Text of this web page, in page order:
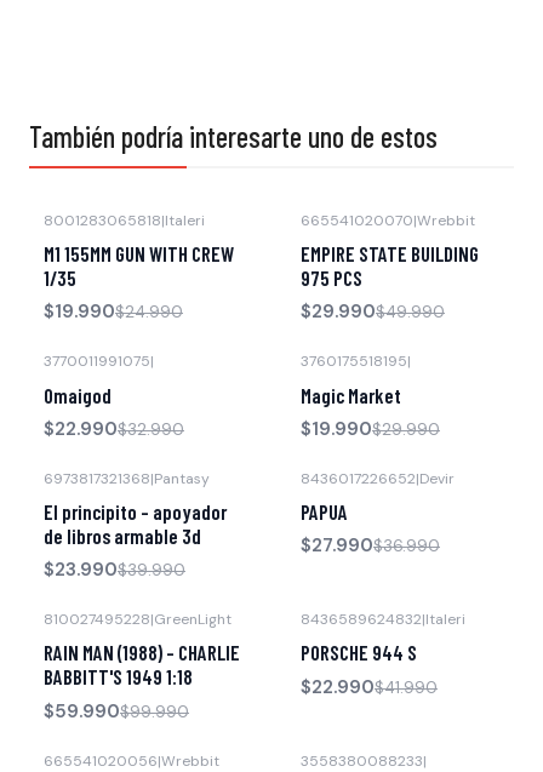
También podría interesarte uno de estos
Agotado
8001283065818|Italeri
M1 155MM GUN WITH CREW
1/35
$19.990$24.990
665541020070|Wrebbit
EMPIRE STATE BUILDING
975 PCS
$29.990$49.990
3770011991075|
Omaigod
$22.990$32.990
3760175518195|
Magic Market
$19.990$29.990
6973817321368|Pantasy
El principito - apoyador
de libros armable 3d
$23.990$39.990
8436017226652|Devir
PAPUA
$27.990$36.990
810027495228|GreenLight
RAIN MAN (1988) - CHARLIE
BABBITT'S 1949 1:18
$59.990$99.990
8436589624832|Italeri
PORSCHE 944 S
$22.990$41.990
665541020056|Wrebbit 3558380088233|